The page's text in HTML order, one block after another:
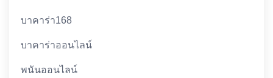
บาคาร่า168
บาคาร่าออนไลน์
พนันออนไลน์